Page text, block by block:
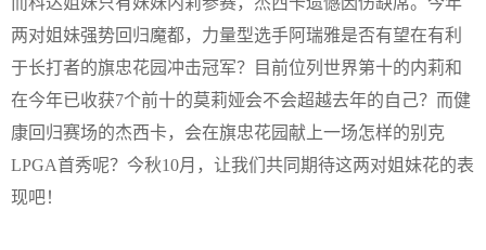
两对姐妹强势回归魔都，力量型选手阿瑞雅是否有望在有利
于长打者的旗忠花园冲击冠军？目前位列世界第十的内莉和
在今年已收获7个前十的莫莉娅会不会超越去年的自己？而健
康回归赛场的杰西卡，会在旗忠花园献上一场怎样的别克
LPGA首秀呢？今秋10月，让我们共同期待这两对姐妹花的表
现吧！